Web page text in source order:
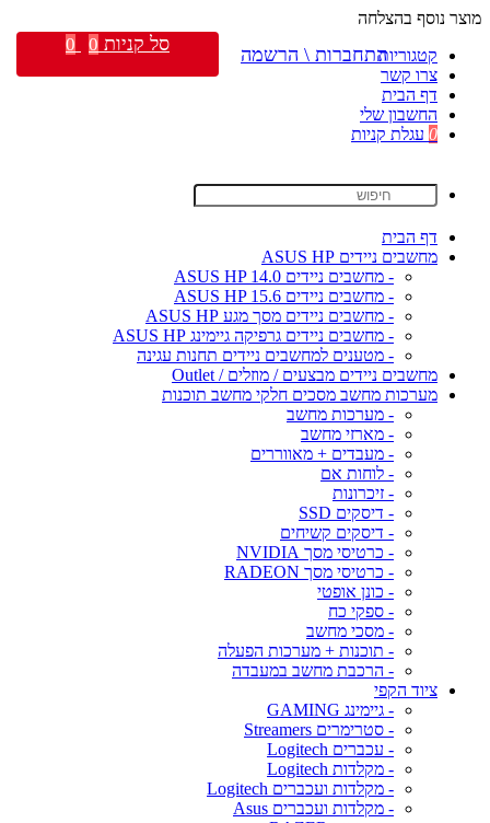
מוצר נוסף בהצלחה
קטגוריות
צרו קשר
דף הבית
החשבון שלי
0 עגלת קניות
דף הבית
מחשבים ניידים ASUS HP
- מחשבים ניידים ASUS HP 14.0
- מחשבים ניידים ASUS HP 15.6
- מחשבים ניידים מסך מגע ASUS HP
- מחשבים ניידים גרפיקה גיימינג ASUS HP
- מטענים למחשבים ניידים תחנות עגינה
מחשבים ניידים מבצעים / מוזלים / Outlet
מערכות מחשב מסכים חלקי מחשב תוכנות
- מערכות מחשב
- מארזי מחשב
- מעבדים + מאווררים
- לוחות אם
- זיכרונות
- דיסקים SSD
- דיסקים קשיחים
- כרטיסי מסך NVIDIA
- כרטיסי מסך RADEON
- כונן אופטי
- ספקי כח
- מסכי מחשב
- תוכנות + מערכות הפעלה
- הרכבת מחשב במעבדה
ציוד הקפי
- גיימינג GAMING
- סטרימרים Streamers
- עכברים Logitech
- מקלדות Logitech
- מקלדות ועכברים Logitech
- מקלדות ועכברים Asus
התחברות \ הרשמה סל קניות 0
0